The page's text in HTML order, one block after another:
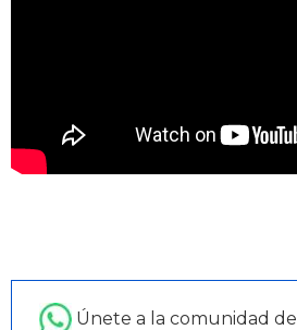
Únete a la comunidad de